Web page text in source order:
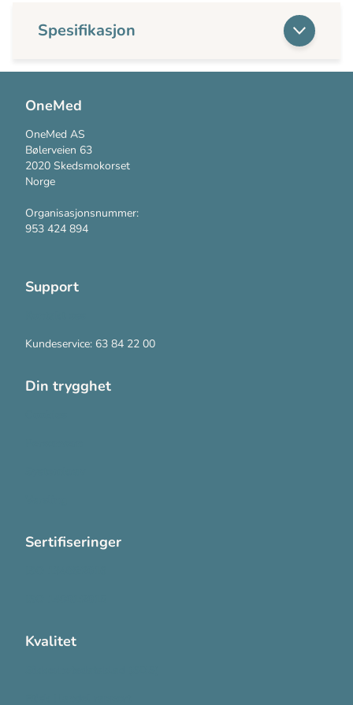
Spesifikasjon
OneMed
OneMed AS
Bølerveien 63
2020 Skedsmokorset
Norge
Organisasjonsnummer:
953 424 894
Support
Kundeservice: 63 84 22 00
Din trygghet
Sertifiseringer
Kvalitet